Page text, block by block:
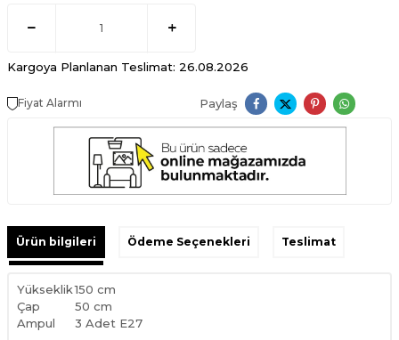
Kargoya Planlanan Teslimat: 26.08.2026
Fiyat Alarmı Paylaş
Ürün bilgileri Ödeme Seçenekleri Teslimat
Yükseklik150 cm
Çap
50 cm
Ampul
3 Adet E27